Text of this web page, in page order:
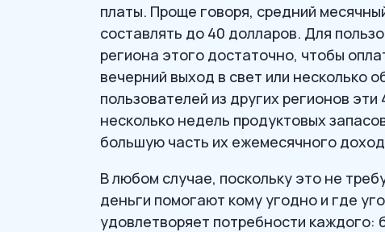
платы. Проще говоря, средний
составлять до 40 долларов. Для
региона этого достаточно, чтобы
вечерний выход в свет или несколько
пользователей из других регионов
несколько недель продуктовых
большую часть их ежемесячного
В любом случае, поскольку это не
деньги помогают кому угодно и где
удовлетворяет потребности